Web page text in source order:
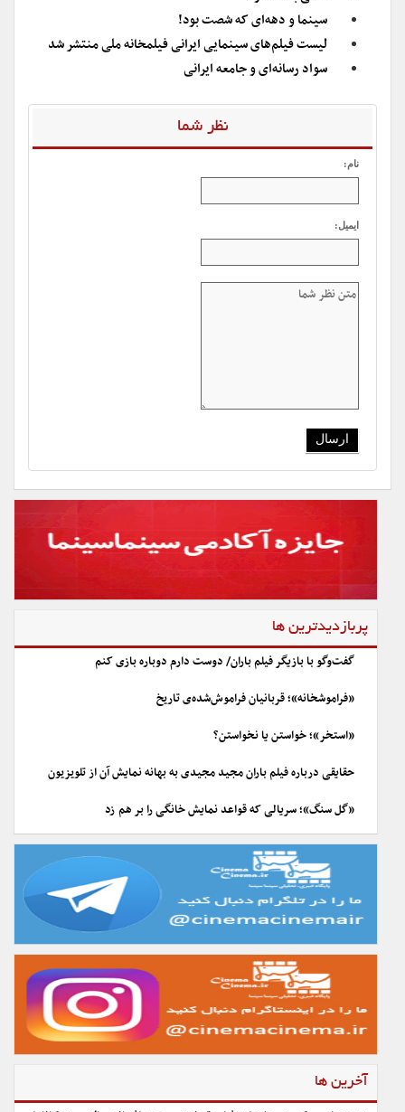
سینما و‌ دهه‌ای که شصت بود!
لیست فیلم‌های سینمایی ایرانی فیلمخانه ملی منتشر شد
سواد رسانه‌ای و جامعه ایرانی
نظر شما
نام:
ایمیل:
پربازدیدترین ها
گفت‌وگو با بازیگر فیلم باران/ دوست دارم دوباره بازی کنم
«فراموشخانه»؛ قربانیان فراموش‌شده‌ی تاریخ
«استخر»؛ خواستن یا نخواستن؟
حقایقی درباره فیلم باران مجید مجیدی به بهانه نمایش آن از تلویزیون
«گل سنگ»؛ سریالی که قواعد نمایش خانگی را بر هم زد
آخرین ها